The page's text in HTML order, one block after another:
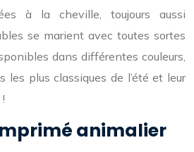
à la cheville, toujours aussi
se marient avec toutes sortes
dans différentes couleurs,
les plus classiques de l’été et leur
animalier